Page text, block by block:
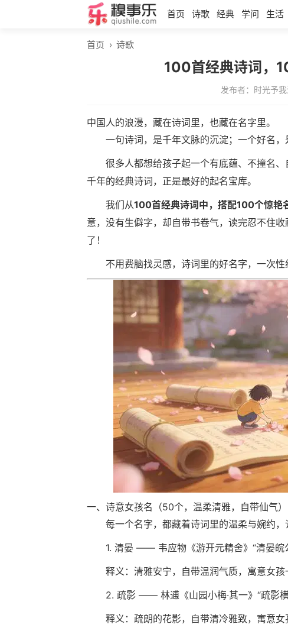
首页 诗歌 经典 学问 生活
首页 › 诗歌
100首经典诗词，
发布者：时光予
中国人的浪漫，藏在诗词里，也藏在名字里。
一句诗词，是千年文脉的沉淀；一个好名，
很多人都想给孩子起一个有底蕴、不撞名
千年的经典诗词，正是最好的起名宝库。
我们从100首经典诗词中，搭配100个惊艳
意，没有生僻字，却自带书卷气，读完忍不住
了！
不用费脑找灵感，诗词里的好名字，一次性
一、诗意女孩名（50个，温柔清雅，自带仙气）
每一个名字，都藏着诗词里的温柔与婉约
1. 清晏 —— 韦应物《游开元精舍》“清晏皖
释义：清雅安宁，自带温润气质，寓意女孩
2. 疏影 —— 林逋《山园小梅·其一》“疏影
释义：疏朗的花影，自带清冷雅致，寓意女